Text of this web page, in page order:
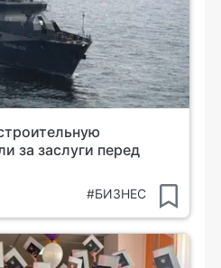
за заслуги перед
#БИЗНЕС